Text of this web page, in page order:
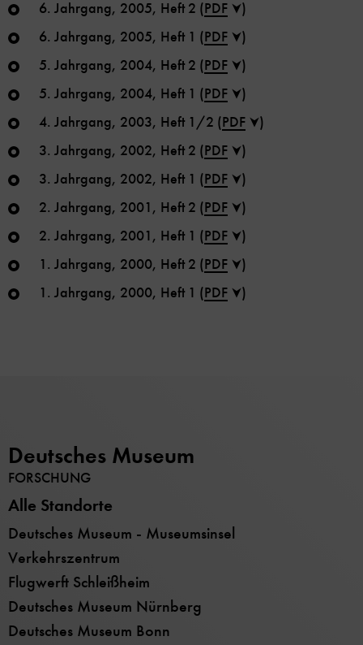
6. Jahrgang, 2005, Heft 2 (PDF
)
6. Jahrgang, 2005, Heft 1 (PDF
)
5. Jahrgang, 2004, Heft 2 (PDF
)
5. Jahrgang, 2004, Heft 1 (PDF
)
4. Jahrgang, 2003, Heft 1/2 (PDF
)
3. Jahrgang, 2002, Heft 2 (PDF
)
3. Jahrgang, 2002, Heft 1 (PDF
)
2. Jahrgang, 2001, Heft 2 (PDF
)
2. Jahrgang, 2001, Heft 1 (PDF
)
1. Jahrgang, 2000, Heft 2 (PDF
)
1. Jahrgang, 2000, Heft 1 (PDF )
Deutsches Museum
FORSCHUNG
Alle Standorte
Deutsches Museum - Museumsinsel
Verkehrszentrum
Flugwerft Schleißheim
Deutsches Museum Nürnberg
Deutsches Museum Bonn